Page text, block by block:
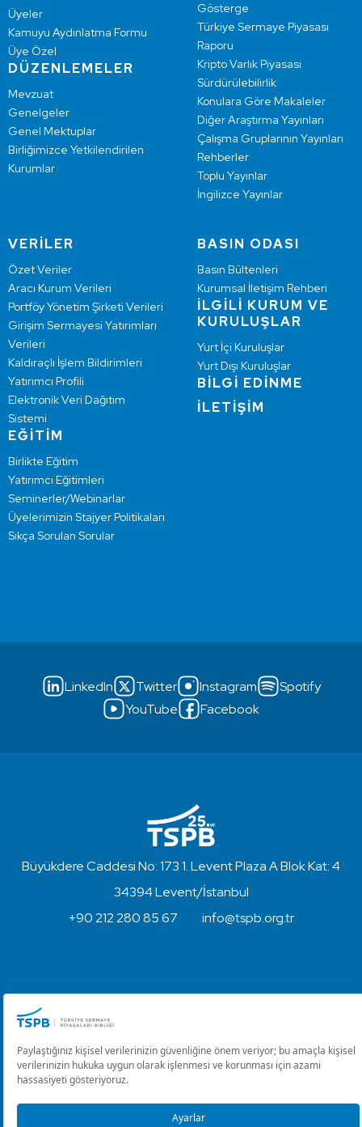
Üyeler
Kamuyu Aydınlatma Formu
Üye Özel
DÜZENLEMELER
Mevzuat
Genelgeler
Genel Mektuplar
Birliğimizce Yetkilendirilen
Kurumlar
Gösterge
Türkiye Sermaye Piyasası
Raporu
Kripto Varlık Piyasası
Sürdürülebilirlik
Konulara Göre Makaleler
Diğer Araştırma Yayınları
Çalışma Gruplarının Yayınları
Rehberler
Toplu Yayınlar
İngilizce Yayınlar
VERİLER
Özet Veriler
Aracı Kurum Verileri
Portföy Yönetim Şirketi Verileri
Girişim Sermayesi Yatırımları
Verileri
Kaldıraçlı İşlem Bildirimleri
Yatırımcı Profili
Elektronik Veri Dağıtım
Sistemi
EĞİTİM
Birlikte Eğitim
Yatırımcı Eğitimleri
Seminerler/Webinarlar
Üyelerimizin Stajyer Politikaları
Sıkça Sorulan Sorular
BASIN ODASI
Basın Bültenleri
Kurumsal İletişim Rehberi
İLGİLİ KURUM VE
KURULUŞLAR
Yurt İçi Kuruluşlar
Yurt Dışı Kuruluşlar
BİLGİ EDİNME
İLETİŞİM
LinkedIn Twitter Instagram
Spotify
YouTube
Facebook
Büyükdere Caddesi No: 173 1. Levent Plaza A Blok Kat: 4
34394 Levent/İstanbul
+90 212 280 85 67
info@tspb.org.tr
Kullanım Koşulları ve Gizlilik
Çerez Ayarlarını Düzenle